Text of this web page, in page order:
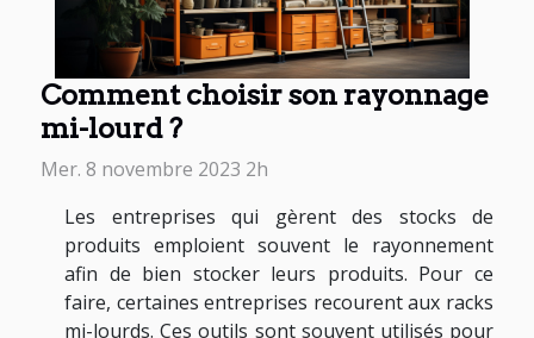
Comment choisir son rayonnage
mi-lourd ?
Mer. 8 novembre 2023 2h
Les entreprises qui gèrent des stocks de
produits emploient souvent le rayonnement
afin de bien stocker leurs produits. Pour ce
faire, certaines entreprises recourent aux racks
mi-lourds. Ces outils sont souvent utilisés pour